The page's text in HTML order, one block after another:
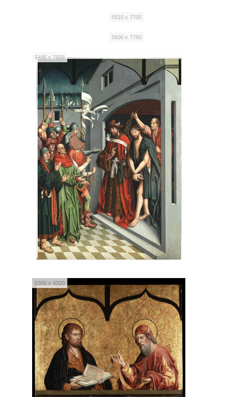
5510 x 7700
5600 x 7760
5496 x 7656
5300 x 4320